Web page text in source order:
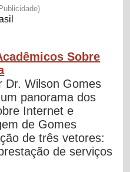
Sobre
Dr. Wilson Gomes
panorama dos
Internet e
de Gomes
de três vetores:
de serviços